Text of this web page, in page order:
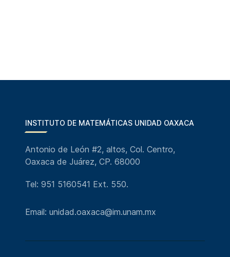
INSTITUTO DE MATEMÁTICAS UNIDAD OAXACA
Antonio de León #2, altos, Col. Centro,
Oaxaca de Juárez, CP. 68000
Tel: 951 5160541 Ext. 550.
Email: unidad.oaxaca@im.unam.mx